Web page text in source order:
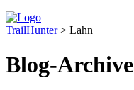
TrailHunter> Lahn
Blog-Archive